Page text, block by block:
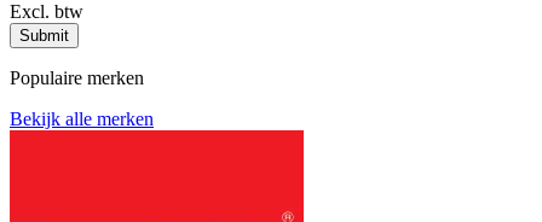
Excl. btw
Submit
Populaire merken
Bekijk alle merken